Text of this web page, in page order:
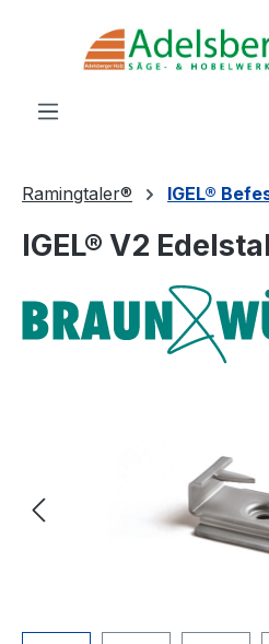
Zum Hauptinhalt springen
Ramingtaler® IGEL®
IGEL® V2